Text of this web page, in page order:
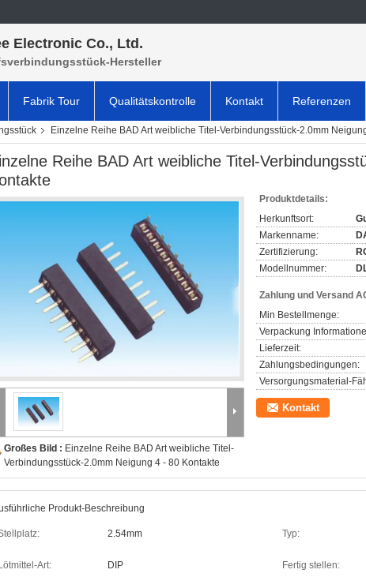
Electronic Co., Ltd.
Hersteller
Fabrik Tour Qualitätskontrolle Kontakt Referenzen
Einzelne Reihe BAD Art weibliche Titel-Verbindungsstück-2.0mm
Reihe BAD Art weibliche Titel-
Großes Bild : Einzelne Reihe BAD Art weibliche Titel-
Verbindungsstück-2.0mm Neigung 4 - 80 Kontakte
Produktdetails:
Herkunftsort:
Markenname:
Zertifizierung:
Modellnummer:
Zahlung und Versand
Min Bestellmenge:
Verpackung
Lieferzeit:
Zahlungsbedingungen:
Versorgungsmaterial-
Kontakt
Produkt-Beschreibung
2.54mm Typ:
Lötmittel-Art: DIP Fertig stellen: